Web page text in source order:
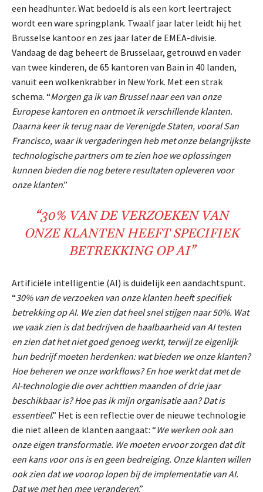
een headhunter. Wat bedoeld is als een kort leertraject
wordt een ware springplank. Twaalf jaar later leidt hij het
Brusselse kantoor en zes jaar later de EMEA-divisie.
Vandaag de dag beheert de Brusselaar, getrouwd en vader
van twee kinderen, de 65 kantoren van Bain in 40 landen,
vanuit een wolkenkrabber in New York. Met een strak
schema. “Morgen ga ik van Brussel naar een van onze
Europese kantoren en ontmoet ik verschillende klanten.
Daarna keer ik terug naar de Verenigde Staten, vooral San
Francisco, waar ik vergaderingen heb met onze belangrijkste
technologische partners om te zien hoe we oplossingen
kunnen bieden die nog betere resultaten opleveren voor
onze klanten.”
“30% VAN DE VERZOEKENVAN
ONZEKLANTENHEEFT SPECIFIEK
BETREKKING OPAI”
Artificiële intelligentie (AI) is duidelijk een aandachtspunt.
“30% van de verzoeken van onze klanten heeft specifiek
betrekking op AI. We zien dat heel snel stijgen naar 50%. Wat
we vaak zien is dat bedrijven de haalbaarheid van AI testen
en zien dat het niet goed genoeg werkt, terwijl ze eigenlijk
hun bedrijf moeten herdenken: wat bieden we onze klanten?
Hoe beheren we onze workflows? En hoe werkt dat met de
AI-technologie die over achttien maanden of drie jaar
beschikbaar is? Hoe pas ik mijn organisatie aan? Dat is
essentieel.” Het is een reflectie over de nieuwe technologie
die niet alleen de klanten aangaat: “We werken ook aan
onze eigen transformatie. We moeten ervoor zorgen dat dit
een kans voor ons is en geen bedreiging. Onze klanten willen
ook zien dat we voorop lopen bij de implementatie van AI.
Dat we met hen mee veranderen.”